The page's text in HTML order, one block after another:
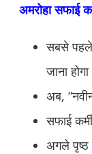
अमरोहा सफाई
सबसे पहले
जाना
अब,
सफाई
अगले पृष्ठ